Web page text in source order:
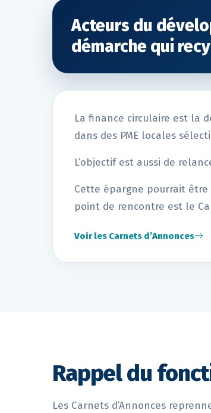
Acteurs du
démarche qui
La finance circulaire est la
dans des PME locales
L’objectif est aussi de
Cette épargne pourrait
point de rencontre est le
Voir les Carnets d’Annonces
Rappel du
Les Carnets d’Annonces